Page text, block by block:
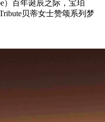
）百年诞辰之际，宝珀
贝蒂女士赞颂系列梦